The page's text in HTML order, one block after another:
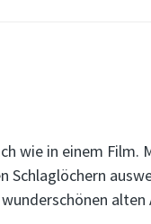
wie in einem Film.
Schlaglöchern